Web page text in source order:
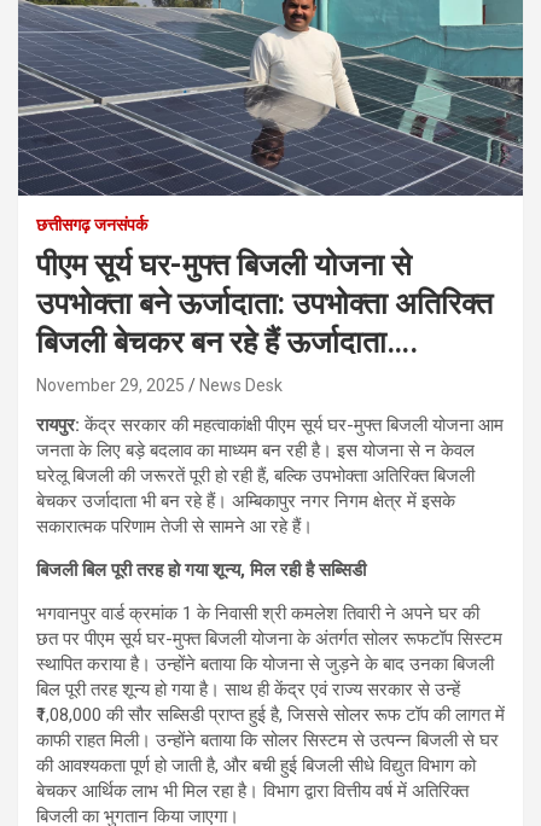
छत्तीसगढ़ जनसंपर्क
पीएम सूर्य घर-मुफ्त बिजली योजना से
उपभोक्ता बने ऊर्जादाता: उपभोक्ता अतिरिक्त
बिजली बेचकर बन रहे हैं ऊर्जादाता….
November 29, 2025 News Desk
रायपुर:केंद्र सरकार की महत्वाकांक्षी पीएम सूर्य घर-मुफ्त बिजली योजना आम
जनता के लिए बड़े बदलाव का माध्यम बन रही है। इस योजना से न केवल
घरेलू बिजली की जरूरतें पूरी हो रही हैं, बल्कि उपभोक्ता अतिरिक्त बिजली
बेचकर उर्जादाता भी बन रहे हैं। अम्बिकापुर नगर निगम क्षेत्र में इसके
सकारात्मक परिणाम तेजी से सामने आ रहे हैं।
बिजली बिल पूरी तरह हो गया शून्य, मिल रही है सब्सिडी
भगवानपुर वार्ड क्रमांक 1 के निवासी श्री कमलेश तिवारी ने अपने घर की
छत पर पीएम सूर्य घर-मुफ्त बिजली योजना के अंतर्गत सोलर रूफटॉप सिस्टम
स्थापित कराया है। उन्होंने बताया कि योजना से जुड़ने के बाद उनका बिजली
बिल पूरी तरह शून्य हो गया है। साथ ही केंद्र एवं राज्य सरकार से उन्हें
₹1,08,000 की सौर सब्सिडी प्राप्त हुई है, जिससे सोलर रूफ टॉप की लागत में
काफी राहत मिली। उन्होंने बताया कि सोलर सिस्टम से उत्पन्न बिजली से घर
की आवश्यकता पूर्ण हो जाती है, और बची हुई बिजली सीधे विद्युत विभाग को
बेचकर आर्थिक लाभ भी मिल रहा है। विभाग द्वारा वित्तीय वर्ष में अतिरिक्त
बिजली का भुगतान किया जाएगा।